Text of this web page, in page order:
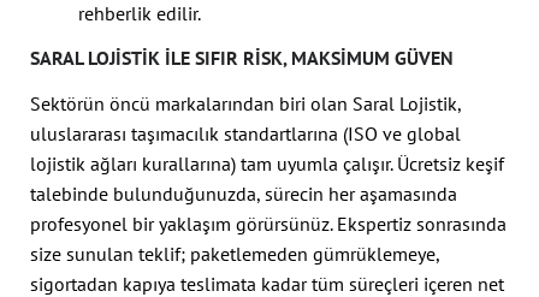
rehberlik edilir.
SARAL LOJISTIK ILE SIFIR RISK, MAKSIMUM GÜVEN
Sektörün öncü markalarından biri olan Saral Lojistik,
uluslararası taşımacılık standartlarına (ISO ve global
lojistik ağları kurallarına) tam uyumla çalışır. Ücretsiz keşif
talebinde bulunduğunuzda, sürecin her aşamasında
profesyonel bir yaklaşım görürsünüz. Ekspertiz sonrasında
size sunulan teklif; paketlemeden gümrüklemeye,
sigortadan kapıya teslimata kadar tüm süreçleri içeren net